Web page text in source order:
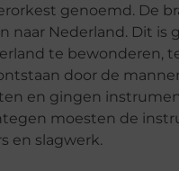
genoemd. De
naar Nederland. Dit is
te bewonderen,
door de
en gingen
moesten de
en slagwerk.